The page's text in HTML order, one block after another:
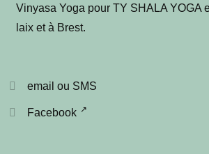
Vinya­sa Yoga pour TY SHALA YOGA
laix et à Brest.
email ou SMS
Facebook